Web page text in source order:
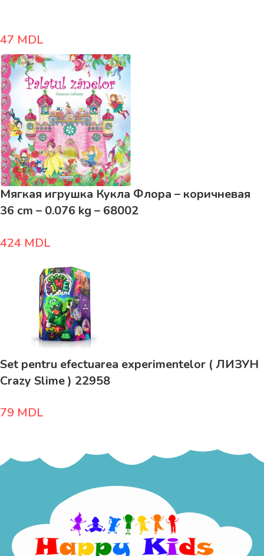
47 MDL
Мягкая игрушка Кукла Флора – коричневая
36 cm – 0.076 kg – 68002
424 MDL
Set pentru efectuarea experimentelor ( ЛИЗУН
Crazy Slime ) 22958
79 MDL